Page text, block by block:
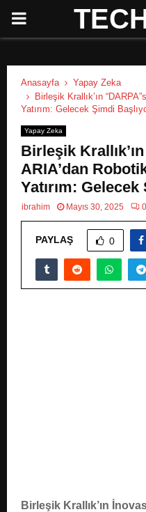
P
M
A
R
Anasayfa
Yapay Zeka
Birleşik Krallık’ın
Yatırım: Gelecek Şimdi
Yapay Zeka
Birleşik
ARIA’dan
Yatırım:
ibrahim Mayıs 30, 2025 0
PAYLAŞ 0
Birleşik Krallık’ın